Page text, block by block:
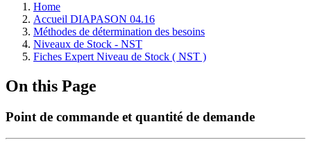
Home
Accueil DIAPASON 04.16
Méthodes de détermination des besoins
Niveaux de Stock - NST
Fiches Expert Niveau de Stock ( NST )
On this Page
Point de commande et quantité de demande